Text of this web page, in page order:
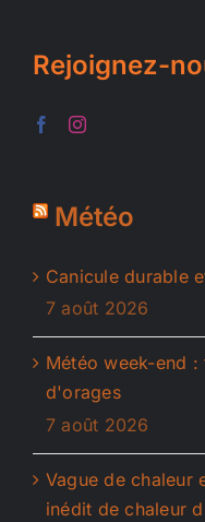
Rejoignez-
Météo
Canicule durable
7 août 2026
Météo week-end
d'orages
7 août 2026
Vague de chaleur
inédit de chaleur